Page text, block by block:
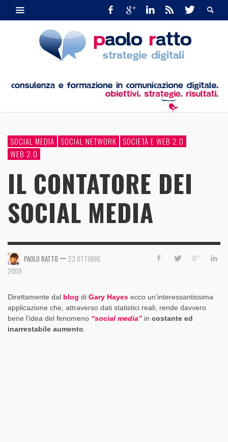
SOCIAL MEDIA SOCIAL NETWORK SOCIETÀ E WEB 2.0
WEB 2.0
IL CONTATORE DEI
SOCIAL MEDIA
PAOLO RATTO — 23 OTTOBRE
2009
Direttamente dal blog di Gary Hayes ecco un’interessantissima
applicazione che, attraverso dati statistici reali, rende davvero
bene l’idea del fenomeno “social media” in costante ed
inarrestabile aumento